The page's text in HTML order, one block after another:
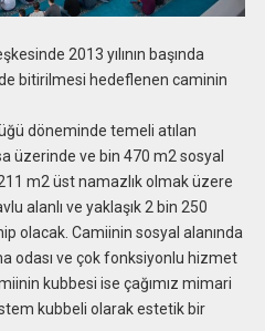
2013 yılının başında
bitirilmesi hedeflenen caminin
döneminde temeli atılan
üzerinde ve bin 470 m2 sosyal
m2 üst namazlık olmak üzere
alanlı ve yaklaşık 2 bin 250
olacak. Camiinin sosyal alanında
odası ve çok fonksiyonlu hizmet
kubbesi ise çağımız mimari
kubbeli olarak estetik bir